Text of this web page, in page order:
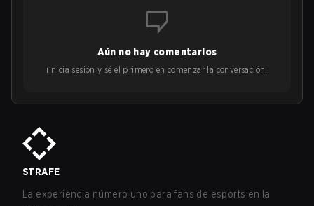
Aún no hay comentarios
¡Inicia sesión y sé el primero en comenzar la conversación!
STRAFE
La experiencia número uno para fans de esports en la